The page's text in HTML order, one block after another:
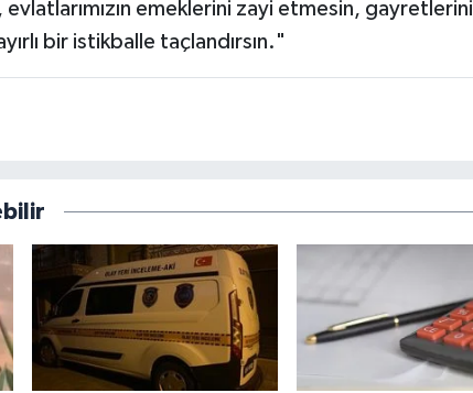
emeklerini zayi etmesin, gayretlerini
bir istikballe taçlandırsın."